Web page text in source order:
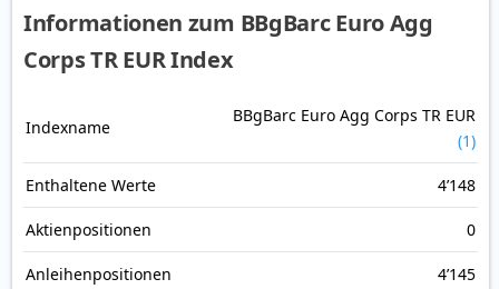
Informationen zum BBgBarc Euro Agg
Corps TR EUR Index
Indexname
BBgBarc Euro Agg Corps TR EUR
(1)
Enthaltene Werte 4’148
Aktienpositionen 0
Anleihenpositionen 4’145